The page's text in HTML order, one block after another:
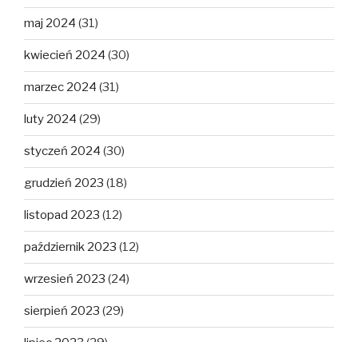
maj 2024 (31)
kwiecień 2024 (30)
marzec 2024 (31)
luty 2024 (29)
styczeń 2024 (30)
grudzień 2023 (18)
listopad 2023 (12)
październik 2023 (12)
wrzesień 2023 (24)
sierpień 2023 (29)